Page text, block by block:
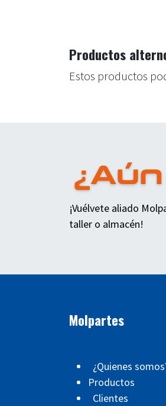
Productos
Estos productos
¡Vuélvete aliado
taller o almacén!
Molpartes
¿Quienes
Productos
Clientes